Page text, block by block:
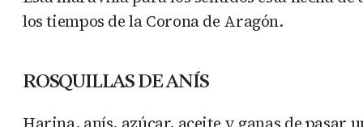
los tiempos de la Corona de Aragón.
ROSQUILLAS DE ANÍS
Harina, anís, azúcar, aceite y ganas de pasar